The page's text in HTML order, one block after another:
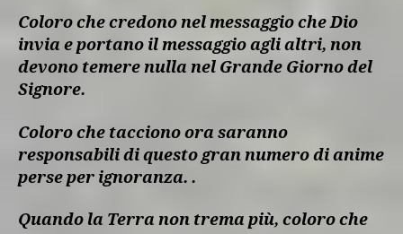
Coloro che credono nel messaggio che Dio
invia e portano il messaggio agli altri, non
devono temere nulla nel Grande Giorno del
Signore.
Coloro che tacciono ora saranno
responsabili di questo gran numero di anime
perse per ignoranza. .
Quando la Terra non trema più, coloro che